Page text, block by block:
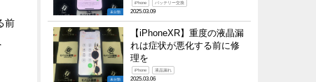
前
未分類
iPhone バッテリー交換
2025.03.09
未分類
【iPhoneXR】重度の液晶漏
れは症状が悪化する前に修
理を
iPhone 液晶漏れ
2025.03.06